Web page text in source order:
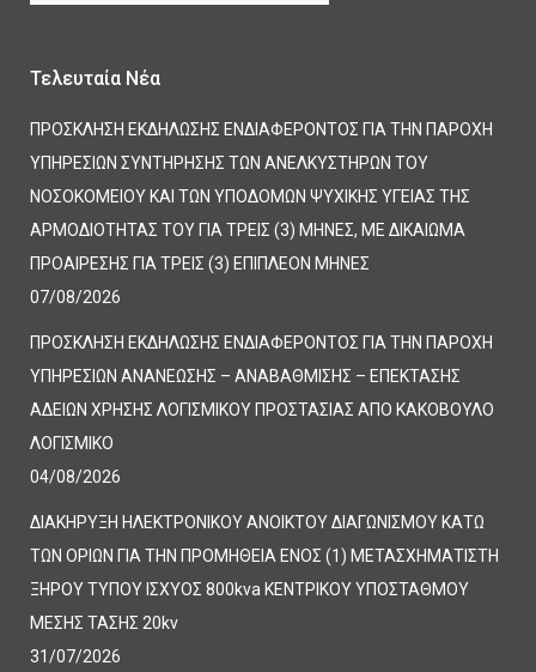
Τελευταία Νέα
ΠΡΟΣΚΛΗΣΗ ΕΚΔΗΛΩΣΗΣ ΕΝΔΙΑΦΕΡΟΝΤΟΣ ΓΙΑ ΤΗΝ ΠΑΡΟΧΗ
ΥΠΗΡΕΣΙΩΝ ΣΥΝΤΗΡΗΣΗΣ ΤΩΝ ΑΝΕΛΚΥΣΤΗΡΩΝ ΤΟΥ
ΝΟΣΟΚΟΜΕΙΟΥ ΚΑΙ ΤΩΝ ΥΠΟΔΟΜΩΝ ΨΥΧΙΚΗΣ ΥΓΕΙΑΣ ΤΗΣ
ΑΡΜΟΔΙΟΤΗΤΑΣ ΤΟΥ ΓΙΑ ΤΡΕΙΣ (3) ΜΗΝΕΣ, ΜΕ ΔΙΚΑΙΩΜΑ
ΠΡΟΑΙΡΕΣΗΣ ΓΙΑ ΤΡΕΙΣ (3) ΕΠΙΠΛΕΟΝ ΜΗΝΕΣ
07/08/2026
ΠΡΟΣΚΛΗΣΗ ΕΚΔΗΛΩΣΗΣ ΕΝΔΙΑΦΕΡΟΝΤΟΣ ΓΙΑ ΤΗΝ ΠΑΡΟΧΗ
ΥΠΗΡΕΣΙΩΝ ΑΝΑΝΕΩΣΗΣ – ΑΝΑΒΑΘΜΙΣΗΣ – ΕΠΕΚΤΑΣΗΣ
ΑΔΕΙΩΝ ΧΡΗΣΗΣ ΛΟΓΙΣΜΙΚΟΥ ΠΡΟΣΤΑΣΙΑΣ ΑΠΟ ΚΑΚΟΒΟΥΛΟ
ΛΟΓΙΣΜΙΚΟ
04/08/2026
ΔΙΑΚΗΡΥΞΗ ΗΛΕΚΤΡΟΝΙΚΟΥ ΑΝΟΙΚΤΟΥ ΔΙΑΓΩΝΙΣΜΟΥ ΚΑΤΩ
ΤΩΝ ΟΡΙΩΝ ΓΙΑ ΤΗΝ ΠΡΟΜΗΘΕΙΑ ΕΝΟΣ (1) ΜΕΤΑΣΧΗΜΑΤΙΣΤΗ
ΞΗΡΟΥ ΤΥΠΟΥ ΙΣΧΥΟΣ 800kva ΚΕΝΤΡΙΚΟΥ ΥΠΟΣΤΑΘΜΟΥ
ΜΕΣΗΣ ΤΑΣΗΣ 20kv
31/07/2026